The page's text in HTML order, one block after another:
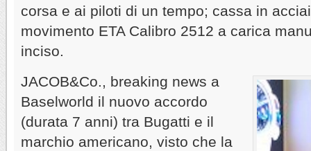
corsa e ai piloti di un tempo; cassa in
movimento ETA Calibro 2512 a carica
inciso.
JACOB&Co., breaking news a
Baselworld il nuovo accordo
(durata 7 anni) tra Bugatti e il
marchio americano, visto che la